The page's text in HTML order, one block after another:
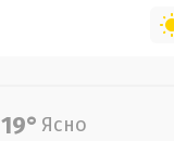
19° Ясно